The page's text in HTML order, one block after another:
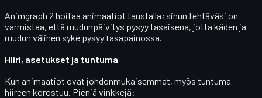
Animgraph 2 hoitaa animaatiot taustalla; sinun tehtäväsi on
varmistaa, että ruudunpäivitys pysyy tasaisena, jotta käden ja
ruudun välinen syke pysyy tasapainossa.
Hiiri, asetukset ja tuntuma
Kun animaatiot ovat johdonmukaisemmat, myös tuntuma
hiireen korostuu. Pieniä vinkkejä: